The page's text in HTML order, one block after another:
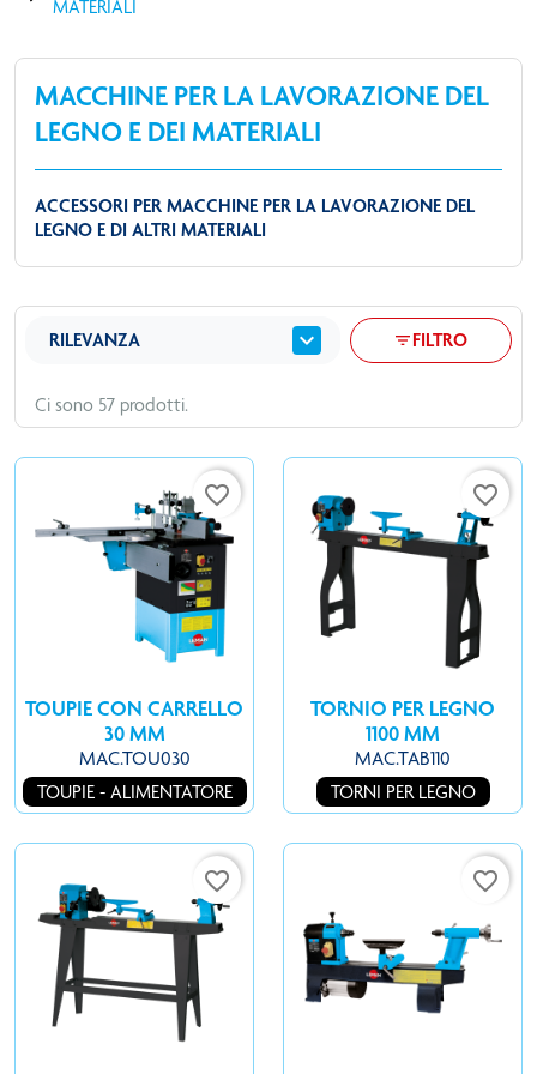
MATERIALI
MACCHINE PER LA LAVORAZIONE DEL
LEGNO E DEI MATERIALI
ACCESSORI PER MACCHINE PER LA LAVORAZIONE DEL
LEGNO E DI ALTRI MATERIALI
Ci sono 57 prodotti.
RILEVANZA expand_more filter_listFILTRO
favorite_border
TOUPIE CON CARRELLO
30 MM
MAC.TOU030
TOUPIE - ALIMENTATORE
favorite_border
TORNIO PER LEGNO
1100 MM
MAC.TAB110
TORNI PER LEGNO
favorite_border favorite_border